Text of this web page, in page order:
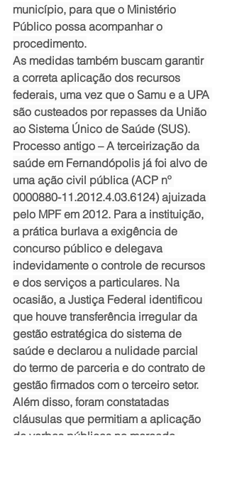
município, para que o Ministério
Público possa acompanhar o
procedimento.
As medidas também buscam garantir
a correta aplicação dos recursos
federais, uma vez que o Samu e a UPA
são custeados por repasses da União
ao Sistema Único de Saúde (SUS).
Processo antigo – A terceirização da
saúde em Fernandópolis já foi alvo de
uma ação civil pública (ACP nº
0000880-11.2012.4.03.6124) ajuizada
pelo MPF em 2012. Para a instituição,
a prática burlava a exigência de
concurso público e delegava
indevidamente o controle de recursos
e dos serviços a particulares. Na
ocasião, a Justiça Federal identificou
que houve transferência irregular da
gestão estratégica do sistema de
saúde e declarou a nulidade parcial
do termo de parceria e do contrato de
gestão firmados com o terceiro setor.
Além disso, foram constatadas
cláusulas que permitiam a aplicação
de verbas públicas no mercado